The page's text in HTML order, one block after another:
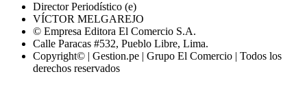
Director Periodístico (e)
VÍCTOR MELGAREJO
© Empresa Editora El Comercio S.A.
Calle Paracas #532, Pueblo Libre, Lima.
Copyright© | Gestion.pe | Grupo El Comercio | Todos los
derechos reservados